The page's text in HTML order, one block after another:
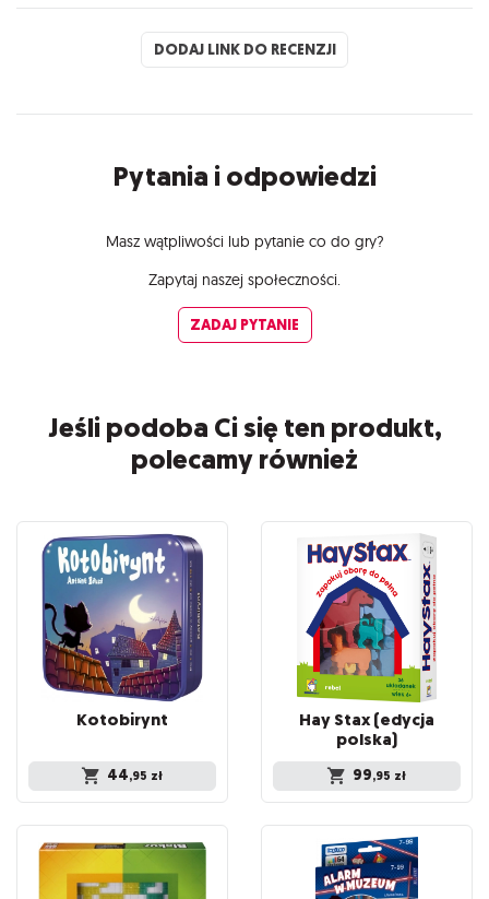
DODAJ LINK DO RECENZJI
Pytania i odpowiedzi
Masz wątpliwości lub pytanie co do gry?
Zapytaj naszej społeczności.
ZADAJ PYTANIE
Jeśli podoba Ci się ten produkt,
polecamy również
Kotobirynt
44,95 zł
Hay Stax (edycja
polska)
99,95 zł